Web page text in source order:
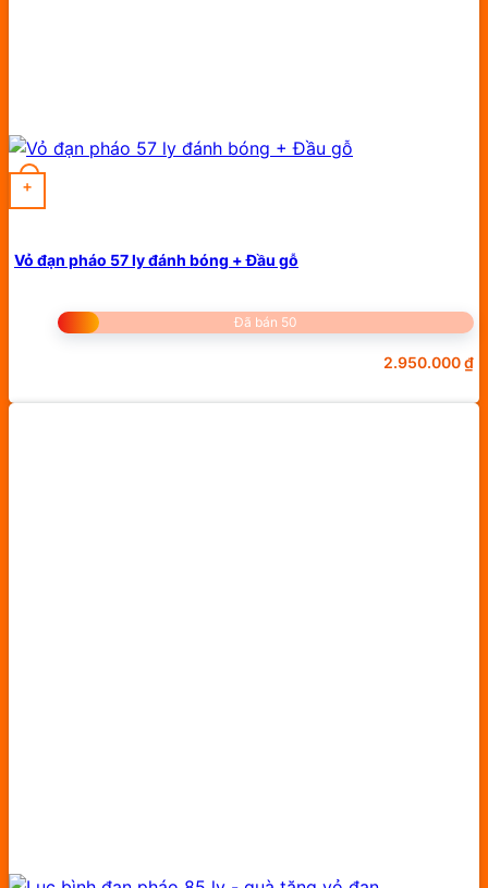
+
Vỏ đạn pháo 57 ly đánh bóng + Đầu gỗ
Đã bán 50
2.950.000₫